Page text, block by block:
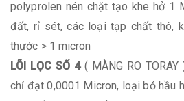
polyprolen nén chặt tạo khe hở 1
đất, rỉ sét, các loại tạp chất thô,
thước > 1 micron
LÕI LỌC SỐ 4( MÀNG RO
chỉ đạt 0,0001 Micron, loại bỏ hầu